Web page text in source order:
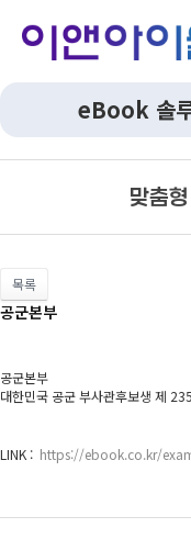
eBook 솔
맞춤
목록
공군본부
공군본부
대한민국 공군 부사관후보생 제
LINK : https://ebook.co.kr/